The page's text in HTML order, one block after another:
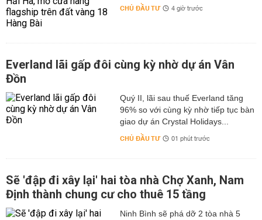
CHỦ ĐẦU TƯ 4 giờ trước
Everland lãi gấp đôi cùng kỳ nhờ dự án Vân
Đồn
Quý II, lãi sau thuế Everland tăng
96% so với cùng kỳ nhờ tiếp tục bàn
giao dự án Crystal Holidays...
CHỦ ĐẦU TƯ 01 phút trước
Sẽ 'đập đi xây lại' hai tòa nhà Chợ Xanh, Nam
Định thành chung cư cho thuê 15 tầng
Ninh Bình sẽ phá dỡ 2 tòa nhà 5